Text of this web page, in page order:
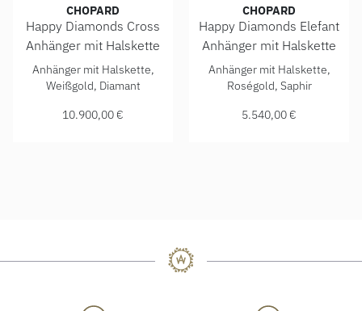
CHOPARD
Happy Diamonds Cross
Anhänger mit Halskette
Chopard Happy Diamonds Cross Anhänger mit Halskette,
Anhänger mit Halskette,
Weißgold, Diamant
10.900,00 €
CHOPARD
Happy Diamonds Elefant
Anhänger mit Halskette
Chopard Happy Diamonds
Anhänger mit Halskette,
Roségold, Saphir
5.540,00 €